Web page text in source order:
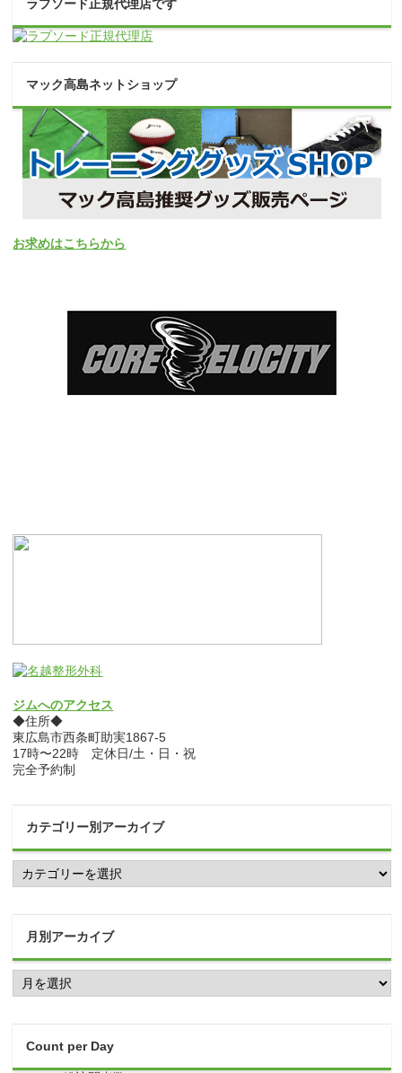
ラプソード正規代理店です
マック高島ネットショップ
お求めはこちらから
ジムへのアクセス
◆住所◆
東広島市西条町助実1867-5
17時〜22時 定休日/土・日・祝
完全予約制
カテゴリー別アーカイブ
カ
テ
ゴ
ア
ー
カ
月別アーカイブ
月
別
ア
ブ
Count per Day